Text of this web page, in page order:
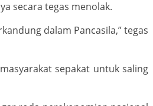
secara tegas menolak.
dalam Pancasila,” tegas
sepakat untuk saling